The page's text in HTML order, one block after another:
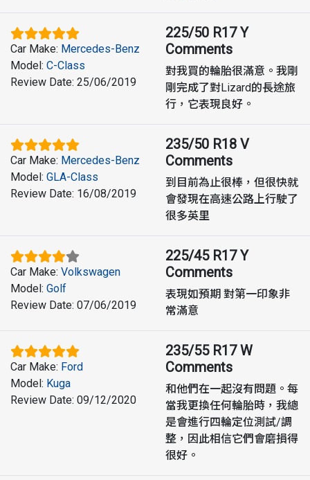
Car Make: Mercedes-Benz
Model: C-Class
Review Date: 25/06/2019
225/50 R17 Y
Comments
對我買的輪胎很滿意。我剛
剛完成了對Lizard的長途旅
行，它表現良好。
Car Make: Mercedes-Benz
Model: GLA-Class
Review Date: 16/08/2019
235/50 R18 V
Comments
到目前為止很棒，但很快就
會發現在高速公路上行駛了
很多英里
Car Make: Volkswagen
Model: Golf
Review Date: 07/06/2019
225/45 R17 Y
Comments
表現如預期 對第一印象非
常滿意
Car Make: Ford
Model: Kuga
Review Date: 09/12/2020
235/55 R17 W
Comments
和他們在一起沒有問題。每
當我更換任何輪胎時，我總
是會進行四輪定位測試/調
整，因此相信它們會磨損得
很好。